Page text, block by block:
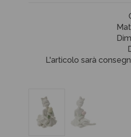
L'articolo sarà